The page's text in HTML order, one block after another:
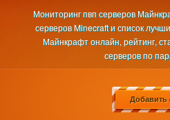
Мониторинг пвп серверов
серверов Minecraft и список
Майнкрафт онлайн, рейтинг,
серверов по
Добавить